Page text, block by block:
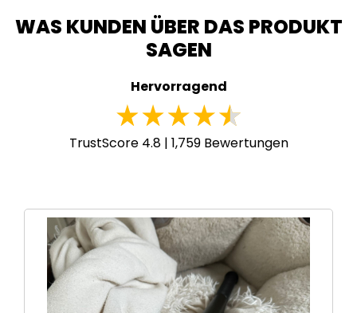
WAS KUNDEN ÜBER DAS PRODUKT
SAGEN
Hervorragend
TrustScore 4.8 | 1,759Bewertungen